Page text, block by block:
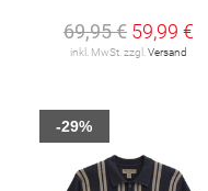
69,95 € 59,99 €
inkl. MwSt. zzgl. Versand
-29%